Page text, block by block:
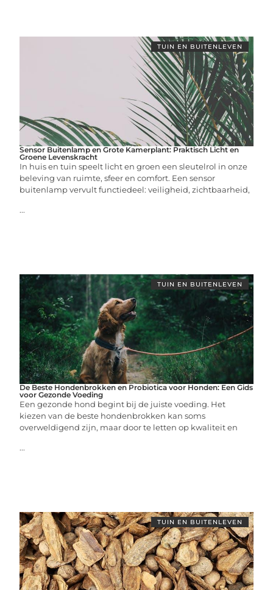
TUIN EN BUITENLEVEN
Sensor Buitenlamp en Grote Kamerplant: Praktisch Licht en
Groene Levenskracht
In huis en tuin speelt licht en groen een sleutelrol in onze
beleving van ruimte, sfeer en comfort. Een sensor
buitenlamp vervult functiedeel: veiligheid, zichtbaarheid,
...
TUIN EN BUITENLEVEN
De Beste Hondenbrokken en Probiotica voor Honden: Een Gids
voor Gezonde Voeding
Een gezonde hond begint bij de juiste voeding. Het
kiezen van de beste hondenbrokken kan soms
overweldigend zijn, maar door te letten op kwaliteit en
...
TUIN EN BUITENLEVEN